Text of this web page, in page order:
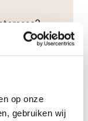
op onze
gebruiken wij